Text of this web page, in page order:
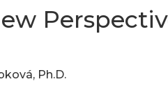
Ph.D.